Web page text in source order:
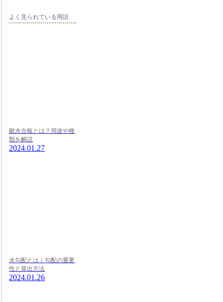
よく見られている用語
耐水合板とは？用途や種
類を解説
2024.01.27
水勾配とは｜勾配の重要
性と算出方法
2024.01.26